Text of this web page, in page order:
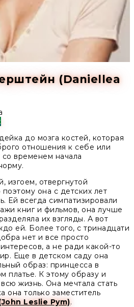
(Daniellea
до мозга костей, которая
отношения к себе или
временем начала
изгоем, отвергнутой
она с детских лет
Ей всегда симпатизировали
книг и фильмов, она лучше
их взгляды. А вот
ей. Более того, с тринадцати
нет и все просто
а не ради какой-то
Еще в детском саду она
образ: принцесса в
платье. К этому образу и
жизнь. Она мечтала стать
она только заместитель
Leslie Pym).